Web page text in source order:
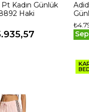
Kadın Günlük
Haki
Haki